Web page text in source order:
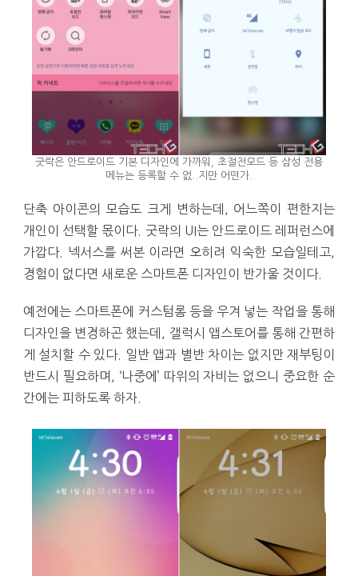
굿락은 안드로이드 기본 디자인에 가까워, 초절전모드 등 삼성 전용
메뉴는 등록할 수 없..지만 어떤가.
단축 아이콘의 모습도 크게 변하는데, 어느쪽이 편한지는
개인이 선택할 몫이다. 굿락의 UI는 안드로이드 레퍼런스에
가깝다. 넥서스를 써본 이라면 오히려 익숙한 모습일테고,
경험이 없다면 새로운 스마트폰 디자인이 반가울 것이다.
예전에는 스마트폰에 커스텀롬 등을 우겨 넣는 작업을 통해
디자인을 변경하곤 했는데, 갤럭시 앱스토어를 통해 간편하
게 설치할 수 있다. 일반 앱과 별반 차이는 없지만 재부팅이
반드시 필요하며, ‘나중에’ 따위의 자비는 없으니 중요한 순
간에는 피하도록 하자.